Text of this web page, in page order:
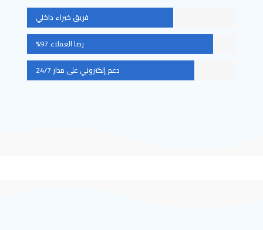
فريق خبراء داخلي
رضا العملاء 97%
دعم إلكتروني على مدار 24/7